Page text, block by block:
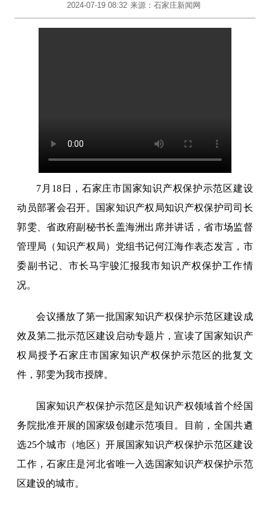
2024-07-19 08:32 来源：石家庄新闻网
7月18日，石家庄市国家知识产权保护示范区建设
动员部署会召开。国家知识产权局知识产权保护司司长
郭雯、省政府副秘书长盖海洲出席并讲话，省市场监督
管理局（知识产权局）党组书记何江海作表态发言，市
委副书记、市长马宇骏汇报我市知识产权保护工作情
况。
会议播放了第一批国家知识产权保护示范区建设成
效及第二批示范区建设启动专题片，宣读了国家知识产
权局授予石家庄市国家知识产权保护示范区的批复文
件，郭雯为我市授牌。
国家知识产权保护示范区是知识产权领域首个经国
务院批准开展的国家级创建示范项目。目前，全国共遴
选25个城市（地区）开展国家知识产权保护示范区建设
工作，石家庄是河北省唯一入选国家知识产权保护示范
区建设的城市。